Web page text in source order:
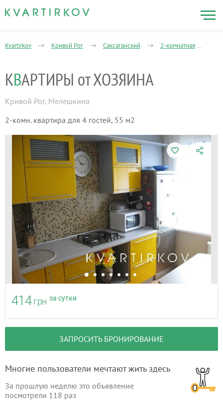
Kvartirkov Кривой Рог Саксаганский 2-комнатная
КВАРТИРЫ от ХОЗЯИНА
Кривой Рог, Мелешкина
2-комн. квартира для 4 гостей, 55 м2
414 грн за сутки
ЗАПРОСИТЬ БРОНИРОВАНИЕ
Многие пользователи мечтают жить здесь
За прошлую неделю это объявление
посмотрели 118 раз